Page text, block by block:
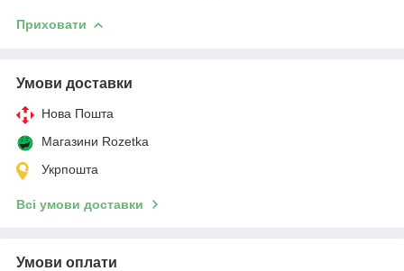
Приховати
Умови доставки
Нова Пошта
Магазини Rozetka
Укрпошта
Всі умови доставки
Умови оплати